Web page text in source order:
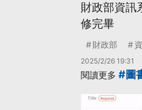
財政部資訊
修完畢
財政部
2025/2/26 19:31
閱讀更多 #圖